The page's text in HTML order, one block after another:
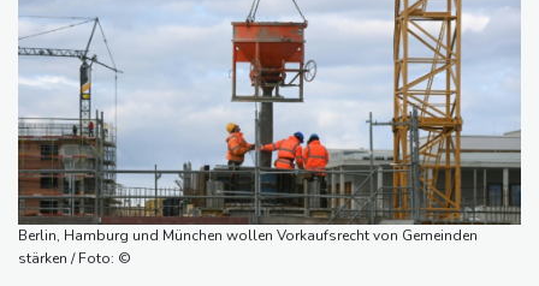
BUND kritisiert Lockerung von Sonntagsfahrverbot für Lkw - BDI
begrüßt es
Kolumbien: Neuer Präsident kündigt "unermüdlichen" Kampf
gegen Drogengewalt an
Berlin, Hamburg und München wollen Vorkaufsrecht von Gemeinden
stärken / Foto: ©